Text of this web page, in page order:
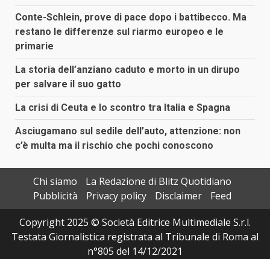
Conte-Schlein, prove di pace dopo i battibecco. Ma
restano le differenze sul riarmo europeo e le
primarie
La storia dell’anziano caduto e morto in un dirupo
per salvare il suo gatto
La crisi di Ceuta e lo scontro tra Italia e Spagna
Asciugamano sul sedile dell’auto, attenzione: non
c’è multa ma il rischio che pochi conoscono
Chi siamo
La Redazione di Blitz Quotidiano
Pubblicità
Privacy policy Disclaimer
Feed
Copyright 2025 © Società Editrice Multimediale S.r.l.
Testata Giornalistica registrata al Tribunale di Roma al
n°805 del 14/12/2021